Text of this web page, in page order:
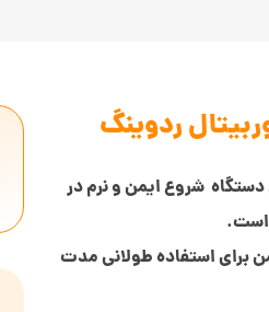
ردوینگ
شروع ایمن و نرم در
است.
برای استفاده طولانی مدت